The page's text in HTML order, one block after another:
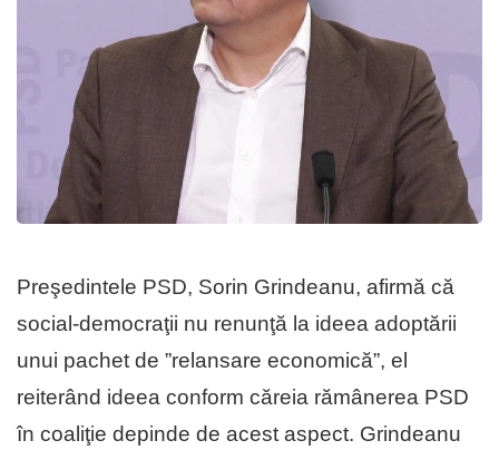
Preşedintele PSD, Sorin Grindeanu, afirmă că
social-democraţii nu renunţă la ideea adoptării
unui pachet de ”relansare economică”, el
reiterând ideea conform căreia rămânerea PSD
în coaliţie depinde de acest aspect. Grindeanu